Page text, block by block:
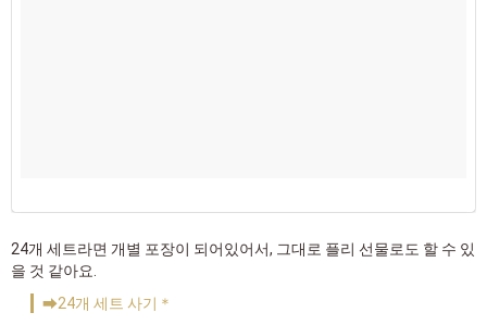
24개 세트라면 개별 포장이 되어있어서, 그대로 플리 선물로도 할 수 있
을 것 같아요.
➡24개 세트 사기＊